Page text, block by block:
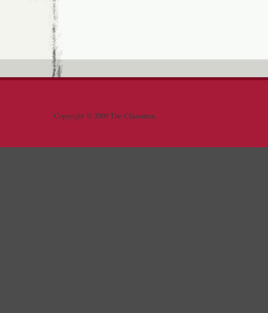
Copyright © 2009 The Clansmen